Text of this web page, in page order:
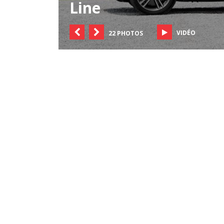
Line
22 PHOTOS VIDÉO